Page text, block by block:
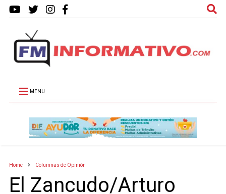
MENU
Home Columnas de Opinión
El Zancudo/Arturo